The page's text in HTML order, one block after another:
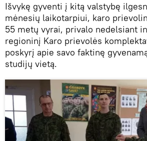
Išvykę gyventi į kitą valstybę
mėnesių laikotarpiui, karo
55 metų vyrai, privalo nedelsiant
regioninį Karo prievolės
poskyrį apie savo faktinę
studijų vietą.